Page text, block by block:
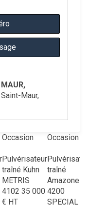
Maur,
Occasion
Pulvérisateur
traîné Kuhn
METRIS
4102 35 000
€ HT
Occasion
traîné
Amazone
4200
SPECIAL